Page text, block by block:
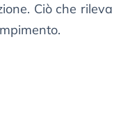
Ciò che rileva